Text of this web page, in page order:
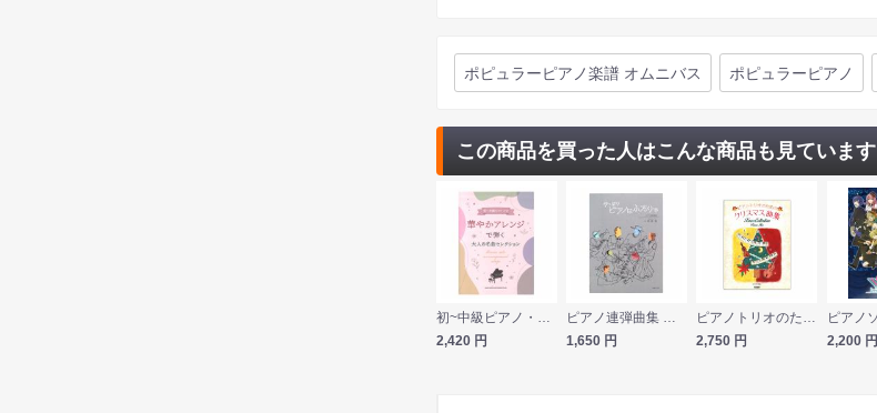
ポピュラーピアノ楽譜 オムニバス ポピュラーピアノ
この商品を買った人はこんな商品も見ています
初~中級ピアノ・ソロ 華やかアレンジで弾く大人の名曲セレクション シンコーミュージック
2,420 円
ピアノ連弾曲集 やっぱりピアノはふたりで 音楽之友社
1,650 円
ピアノトリオのためのクリスマス曲集 ドレミ楽譜出版社
2,750 円
2,200 円